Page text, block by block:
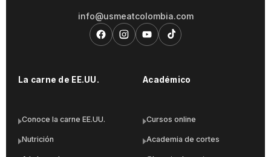
La carne de EE.UU.
Conoce la carne EE.UU.
Nutrición
Académico
Cursos online
Academia de cortes
info@usmeatcolombia.com